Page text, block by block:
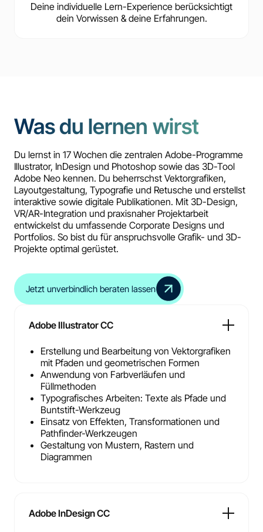
Deine individuelle Lern-Experience berücksichtigt
dein Vorwissen & deine Erfahrungen.
Was du lernen wirst
Du lernst in 17 Wochen die zentralen Adobe-Programme
Illustrator, InDesign und Photoshop sowie das 3D-Tool
Adobe Neo kennen. Du beherrschst Vektorgrafiken,
Layoutgestaltung, Typografie und Retusche und erstellst
interaktive sowie digitale Publikationen. Mit 3D-Design,
VR/AR-Integration und praxisnaher Projektarbeit
entwickelst du umfassende Corporate Designs und
Portfolios. So bist du für anspruchsvolle Grafik- und 3D-
Projekte optimal gerüstet.
Jetzt unverbindlich beraten lassen
Adobe Illustrator CC
Erstellung und Bearbeitung von Vektorgrafiken
mit Pfaden und geometrischen Formen
Anwendung von Farbverläufen und
Füllmethoden
Typografisches Arbeiten: Texte als Pfade und
Buntstift-Werkzeug
Einsatz von Effekten, Transformationen und
Pathfinder-Werkzeugen
Gestaltung von Mustern, Rastern und
Diagrammen
Adobe InDesign CC